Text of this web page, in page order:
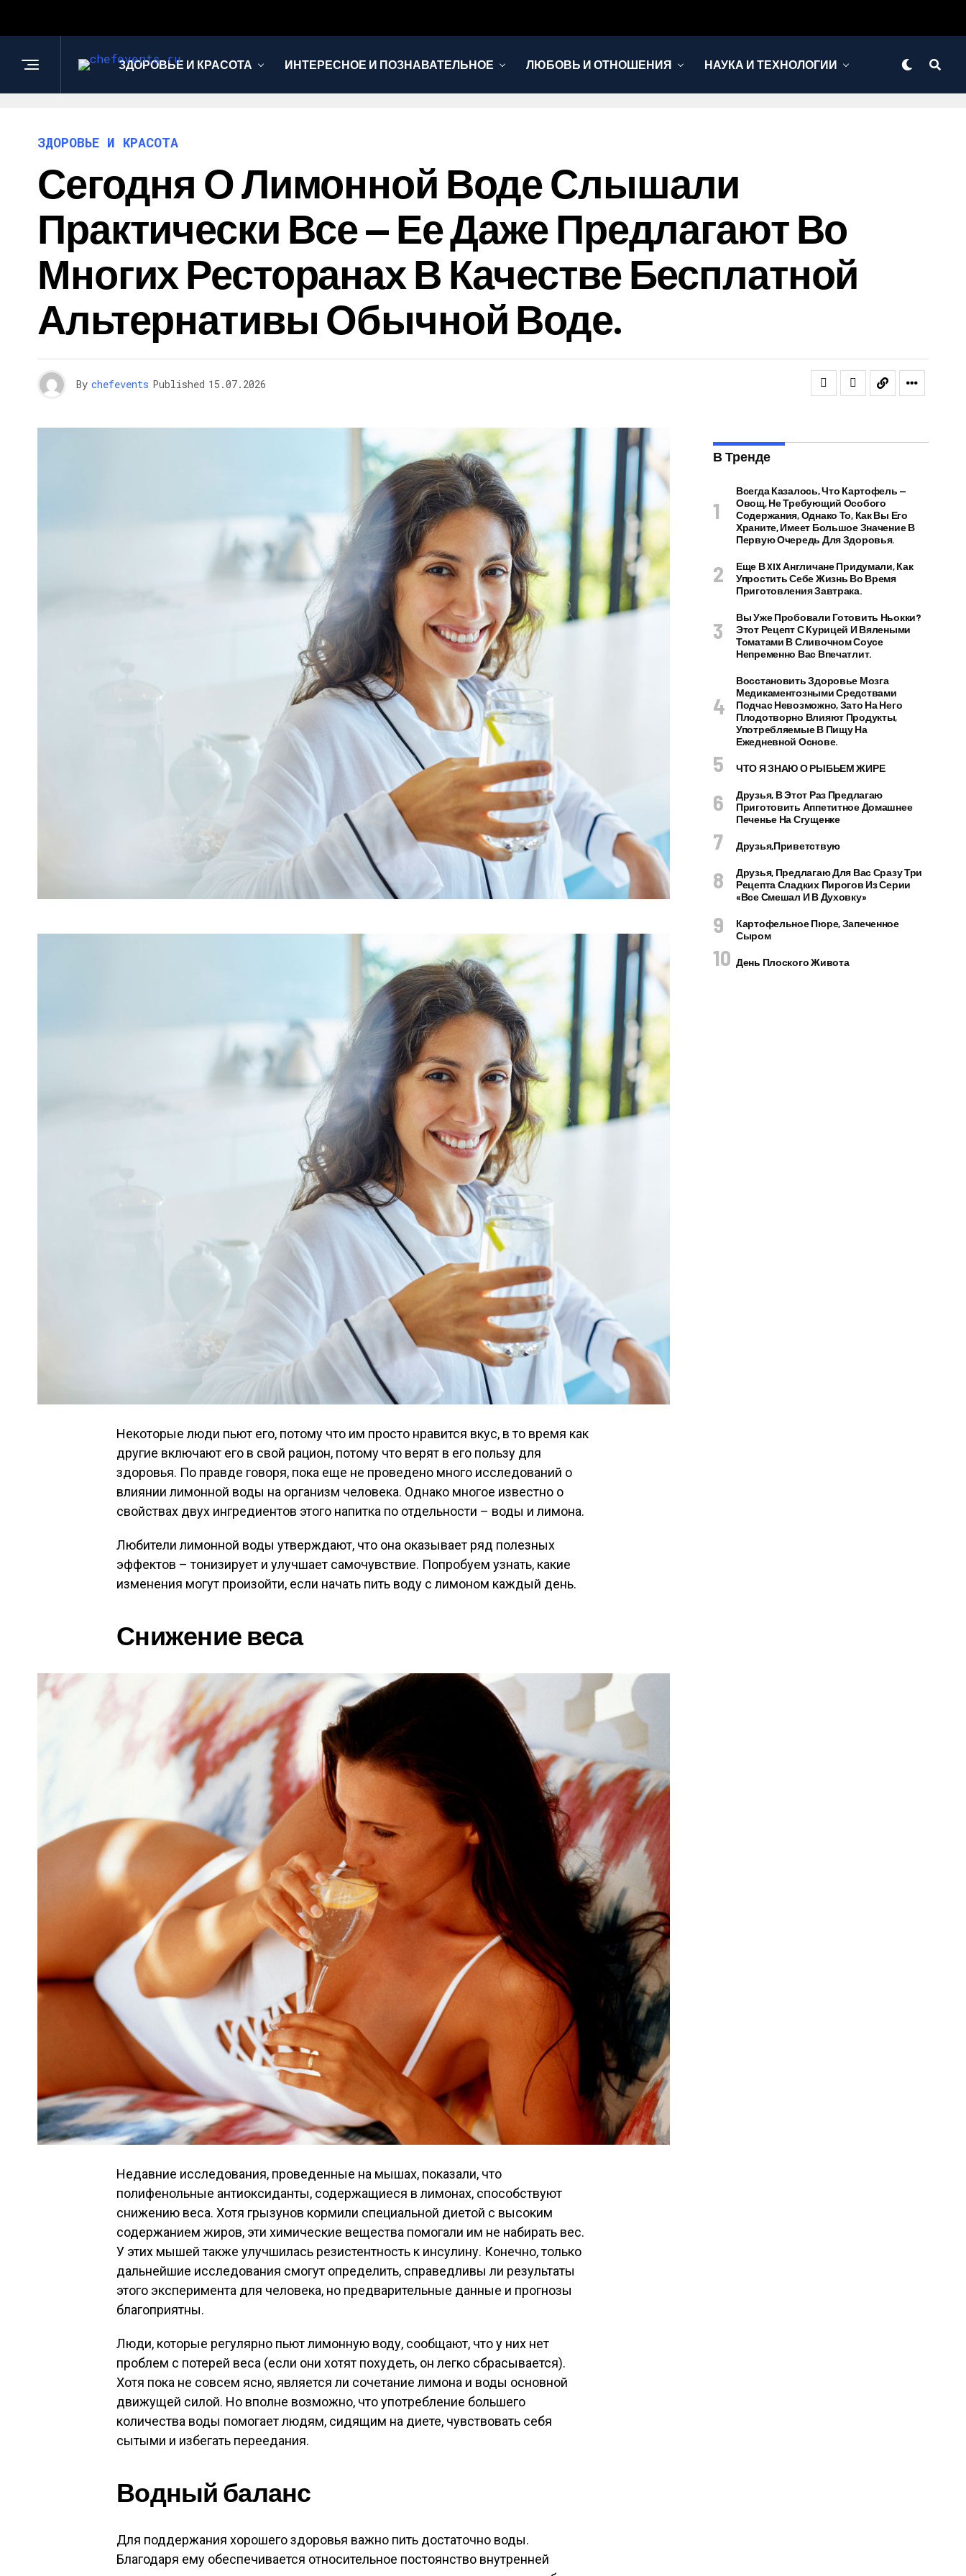
ЗДОРОВЬЕ И КРАСОТА ИНТЕРЕСНОЕ И ПОЗНАВАТЕЛЬНОЕ ЛЮБОВЬ И ОТНОШЕНИЯ НАУКА И ТЕХНОЛОГИИ
ЗДОРОВЬЕ И КРАСОТА
Сегодня О Лимонной Воде Слышали
Практически Все — Ее Даже Предлагают Во
Многих Ресторанах В Качестве Бесплатной
Альтернативы Обычной Воде.
By chefevents Published 15.07.2026
Некоторые люди пьют его, потому что им просто нравится вкус, в то время как
другие включают его в свой рацион, потому что верят в его пользу для
здоровья. По правде говоря, пока еще не проведено много исследований о
влиянии лимонной воды на организм человека. Однако многое известно о
свойствах двух ингредиентов этого напитка по отдельности – воды и лимона.
Любители лимонной воды утверждают, что она оказывает ряд полезных
эффектов – тонизирует и улучшает самочувствие. Попробуем узнать, какие
изменения могут произойти, если начать пить воду с лимоном каждый день.
Снижение веса
Недавние исследования, проведенные на мышах, показали, что
полифенольные антиоксиданты, содержащиеся в лимонах, способствуют
снижению веса. Хотя грызунов кормили специальной диетой с высоким
содержанием жиров, эти химические вещества помогали им не набирать вес.
У этих мышей также улучшилась резистентность к инсулину. Конечно, только
дальнейшие исследования смогут определить, справедливы ли результаты
этого эксперимента для человека, но предварительные данные и прогнозы
благоприятны.
Люди, которые регулярно пьют лимонную воду, сообщают, что у них нет
проблем с потерей веса (если они хотят похудеть, он легко сбрасывается).
Хотя пока не совсем ясно, является ли сочетание лимона и воды основной
движущей силой. Но вполне возможно, что употребление большего
количества воды помогает людям, сидящим на диете, чувствовать себя
сытыми и избегать переедания.
Водный баланс
Для поддержания хорошего здоровья важно пить достаточно воды.
Благодаря ему обеспечивается относительное постоянство внутренней
В Тренде
Всегда Казалось, Что Картофель —
Овощ, Не Требующий Особого
Содержания, Однако То, Как Вы Его
Храните, Имеет Большое Значение В
Первую Очередь Для Здоровья.
Еще В XIX Англичане Придумали, Как
Упростить Себе Жизнь Во Время
Приготовления Завтрака.
Вы Уже Пробовали Готовить Ньокки?
Этот Рецепт С Курицей И Вялеными
Томатами В Сливочном Соусе
Непременно Вас Впечатлит.
Восстановить Здоровье Мозга
Медикаментозными Средствами
Подчас Невозможно, Зато На Него
Плодотворно Влияют Продукты,
Употребляемые В Пищу На
Ежедневной Основе.
ЧТО Я ЗНАЮ О РЫБЬЕМ ЖИРЕ
Друзья, В Этот Раз Предлагаю
Приготовить Аппетитное Домашнее
Печенье На Сгущенке
Друзья,приветствую
Друзья, Предлагаю Для Вас Сразу Три
Рецепта Сладких Пирогов Из Серии
«все Смешал И В Духовку»
Картофельное Пюре, Запеченное
Сыром
День Плоского Живота